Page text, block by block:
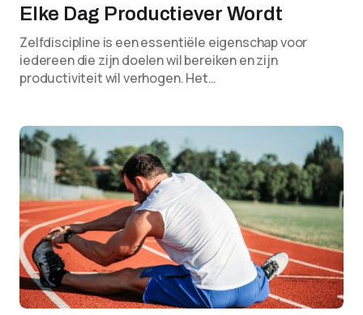
Elke Dag Productiever Wordt
Zelfdiscipline is een essentiële eigenschap voor
iedereen die zijn doelen wil bereiken en zijn
productiviteit wil verhogen. Het…